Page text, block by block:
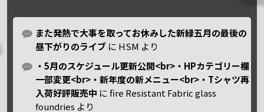
また発熱で大事を取ってお休みした新緑五月の最後の
昼下がりのライブ に HSM より
・5月のスケジュール更新公開<br>・HPカテゴリー欄
一部変更<br>・新年度の新メニュー<br>・Tシャツ再
入荷好評販売中 にfire Resistant Fabric glass
foundries より